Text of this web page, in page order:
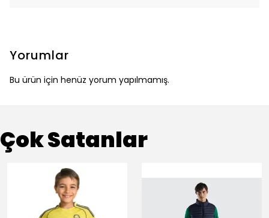
Yorumlar
Bu ürün için henüz yorum yapılmamış.
Çok Satanlar